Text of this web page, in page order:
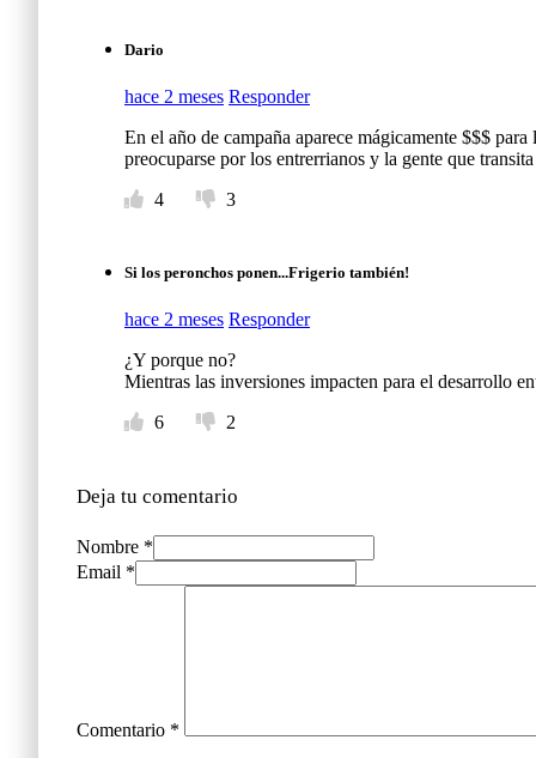
Dario
hace 2 meses Responder
En el año de campaña aparece mágicamente $$$
preocuparse por los entrerrianos y la gente que
4
3
Si los peronchos ponen...Frigerio también!
hace 2 meses Responder
¿Y porque no?
Mientras las inversiones impacten para el desarrollo
6
2
Deja tu comentario
Nombre *
Email *
Comentario *